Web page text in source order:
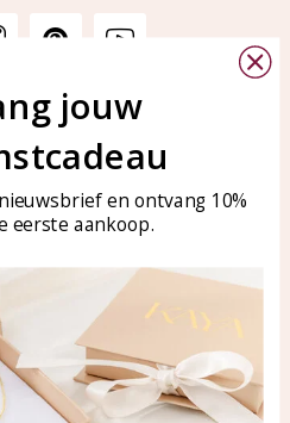
KAYA Sieraden
Bellen of WhatsApp Ma-Vr
tussen 09:00-17:00
Tel: 0850003187
WhatsApp: 0850003187
klantenservice@kayasierade
KAYA Sieraden
jouw
en ontvang 10%
eerste aankoop.